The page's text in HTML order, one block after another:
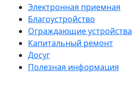
Электронная приемная
Благоустройство
Ограждающие устройства
Капитальный ремонт
Досуг
Полезная информация